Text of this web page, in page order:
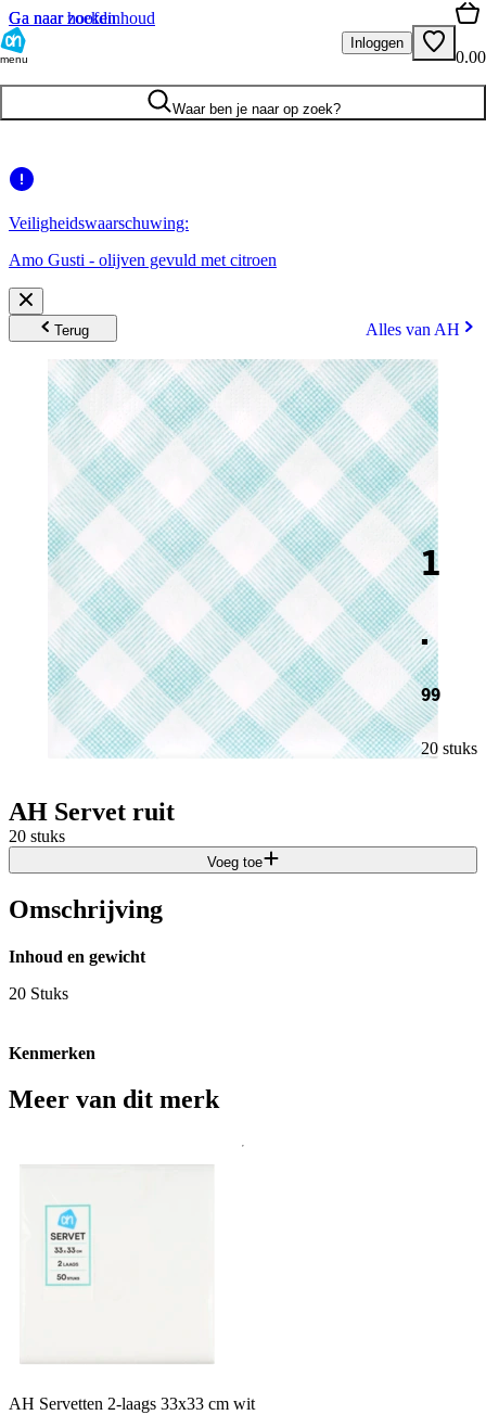
Ga naar hoofdinhoud
Ga naar zoeken
menu
Inloggen
0.00
Waar ben je naar op zoek?
Veiligheidswaarschuwing:
Amo Gusti - olijven gevuld met citroen
Terug Alles van AH
1
.
99
20 stuks
AH Servet ruit
20 stuks
Voeg toe
Omschrijving
Inhoud en gewicht
20 Stuks
Kenmerken
Meer van dit merk
AH Servetten 2-laags 33x33 cm wit